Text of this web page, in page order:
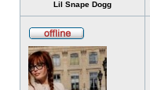
Lil Snape Dogg